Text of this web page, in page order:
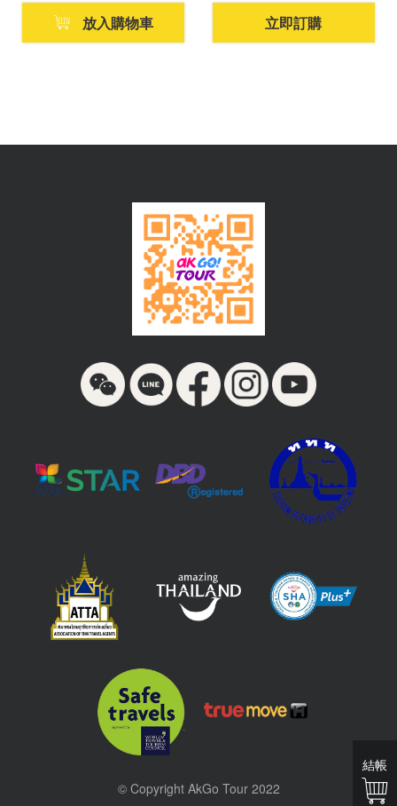
結帳
放入購物車 立即訂購
© Copyright AkGo Tour 2022